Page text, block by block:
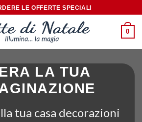
LE OFFERTE SPECIALI
0
LA TUA
tua casa decorazioni